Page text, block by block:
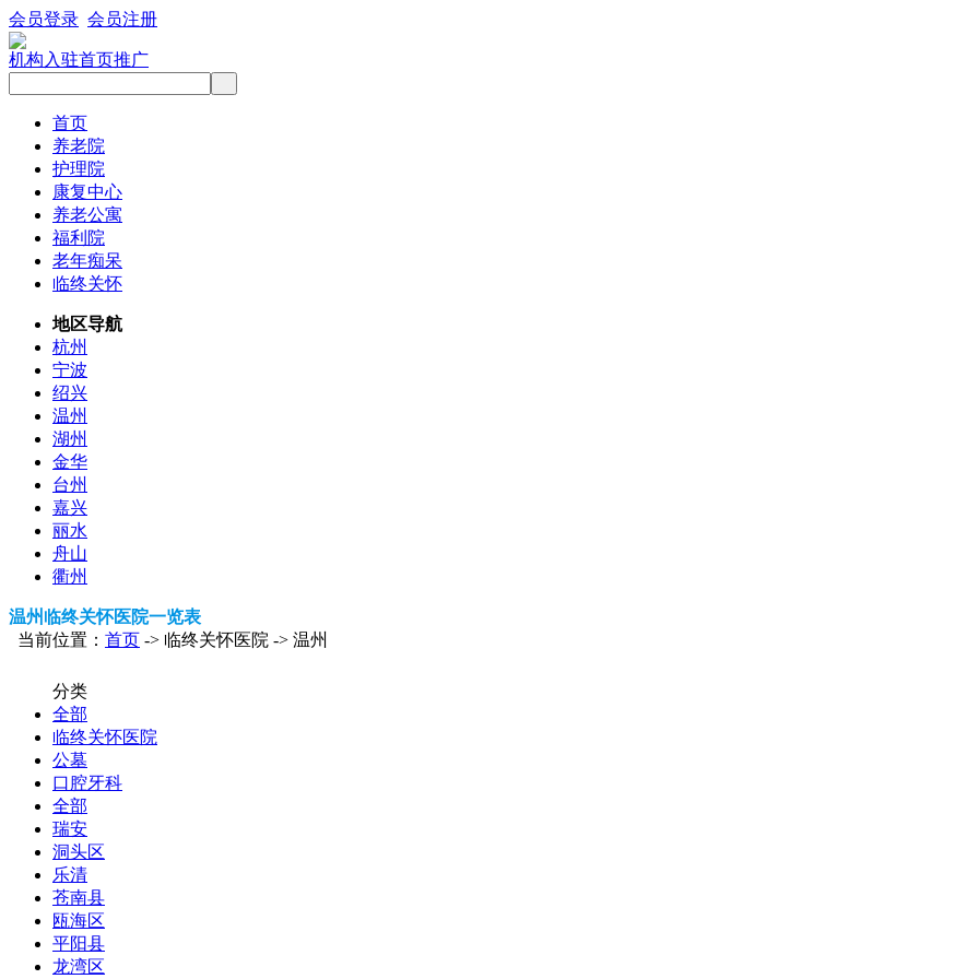
会员登录 会员注册
机构入驻首页推广
首页
养老院
护理院
康复中心
养老公寓
福利院
老年痴呆
临终关怀
地区导航
杭州
宁波
绍兴
温州
湖州
金华
台州
嘉兴
丽水
舟山
衢州
温州临终关怀医院一览表
当前位置： 首页 -> 临终关怀医院 -> 温州
分类
全部
临终关怀医院
公墓
口腔牙科
全部
瑞安
洞头区
乐清
苍南县
瓯海区
平阳县
龙湾区